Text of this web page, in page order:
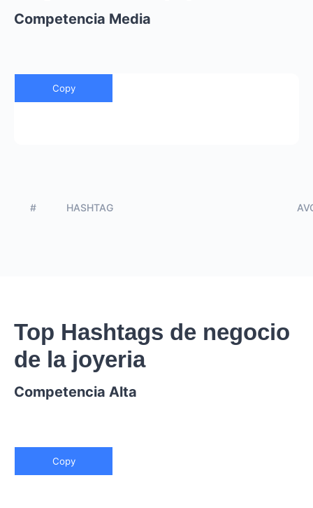
Competencia Media
Copy
# HASHTAG
Top Hashtags de negocio
de la joyeria
Competencia Alta
Copy